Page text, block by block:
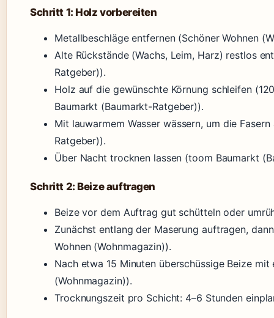
Schritt 1: Holz vorbereiten
Metallbeschläge entfernen (Schöner Wohnen
Alte Rückstände (Wachs, Leim, Harz) restlos
Ratgeber)).
Holz auf die gewünschte Körnung schleifen
Baumarkt (Baumarkt-Ratgeber)).
Mit lauwarmem Wasser wässern, um die
Ratgeber)).
Über Nacht trocknen lassen (toom Baumarkt
Schritt 2: Beize auftragen
Beize vor dem Auftrag gut schütteln oder
Zunächst entlang der Maserung auftragen,
Wohnen (Wohnmagazin)).
Nach etwa 15 Minuten überschüssige Beize
(Wohnmagazin)).
Trocknungszeit pro Schicht: 4–6 Stunden